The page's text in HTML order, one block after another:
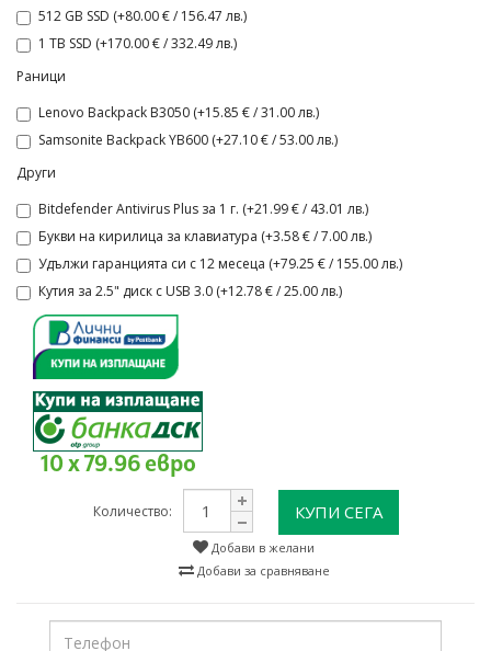
512 GB SSD (+80.00 € / 156.47 лв.)
1 TB SSD (+170.00 € / 332.49 лв.)
Раници
Lenovo Backpack B3050 (+15.85 € / 31.00 лв.)
Samsonite Backpack YB600 (+27.10 € / 53.00 лв.)
Други
Bitdefender Antivirus Plus за 1 г. (+21.99 € / 43.01 лв.)
Букви на кирилица за клавиатура (+3.58 € / 7.00 лв.)
Удължи гаранцията си с 12 месеца (+79.25 € / 155.00 лв.)
Кутия за 2.5" диск с USB 3.0 (+12.78 € / 25.00 лв.)
10 x 79.96 евро
Количество: КУПИ СЕГА
Добави в желани
Добави за сравняване